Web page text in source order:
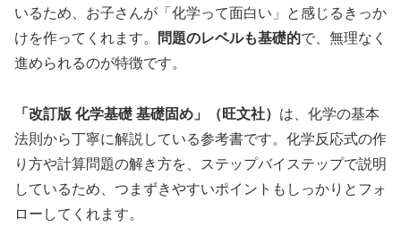
いるため、お子さんが「化学って面白い」と感じるきっか
けを作ってくれます。
問題のレベルも基礎的で、無理なく
進められるのが特徴です。
「改訂版 化学基礎 基礎固め」（旺文社） は、化学の基本
法則から丁寧に解説している参考書です。化学反応式の作
り方や計算問題の解き方を、ステップバイステップで説明
しているため、つまずきやすいポイントもしっかりとフォ
ローしてくれます。